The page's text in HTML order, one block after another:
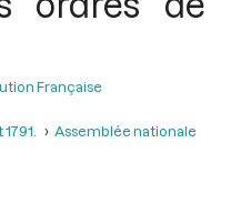
Française
Assemblée nationale